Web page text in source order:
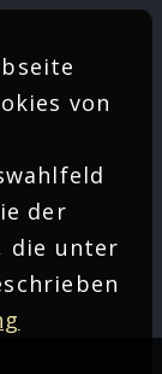
von
der
die unter